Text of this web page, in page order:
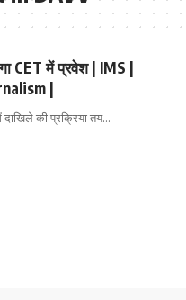
CET में प्रवेश | IMS |
|
में दाखिले की प्रक्रिया तय…